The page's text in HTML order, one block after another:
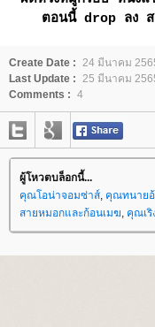
ตอนนี้ drop ลง สง
Create Date : 24 มีนาคม
Last Update : 25 มีนาคม
Comments : 4
ผู้โหวตบล็อกนี้...
คุณโอน่าจอมซ่าส์, คุณทนาย
สายหมอกและก้อนเมฆ, คุณเริ